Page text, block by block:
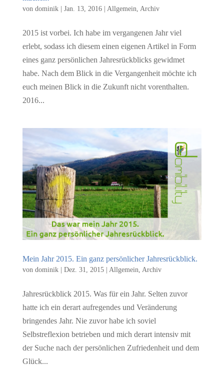
von dominik| Jan. 13, 2016| Allgemein Archiv
2015 ist vorbei. Ich habe im vergangenen Jahr viel
erlebt, sodass ich diesem einen eigenen Artikel in Form
eines ganz persönlichen Jahresrückblicks gewidmet
habe. Nach dem Blick in die Vergangenheit möchte ich
euch meinen Blick in die Zukunft nicht vorenthalten.
2016...
Mein Jahr 2015. Ein ganz persönlicher Jahresrückblick.
von dominik| Dez. 31, 2015| Allgemein Archiv
Jahresrückblick 2015. Was für ein Jahr. Selten zuvor
hatte ich ein derart aufregendes und Veränderung
bringendes Jahr. Nie zuvor habe ich soviel
Selbstreflexion betrieben und mich derart intensiv mit
der Suche nach der persönlichen Zufriedenheit und dem
Glück...